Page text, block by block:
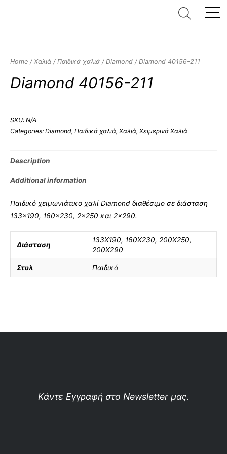
Home / Χαλιά / Παιδικά χαλιά / Diamond / Diamond 40156-211
Diamond 40156-211
SKU: N/A
Categories: Diamond, Παιδικά χαλιά, Χαλιά, Χειμερινά Χαλιά
Description
Additional information
Παιδικό χειμωνιάτικο χαλί Diamond διαθέσιμο σε διάσταση
133×190, 160×230, 2×250 και 2×290.
Διάσταση
133Χ190, 160X230, 200X250,
200X290
Στυλ Παιδικό
Κάντε Εγγραφή στο Newsletter μας.